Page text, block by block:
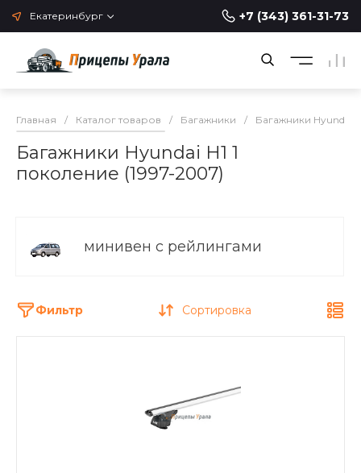
Екатеринбург +7 (343) 361-31-73
Главная / Каталог товаров / Багажники / Багажники Hyundai
Багажники Hyundai H1 1
поколение (1997-2007)
минивен с рейлингами
Фильтр Сортировка